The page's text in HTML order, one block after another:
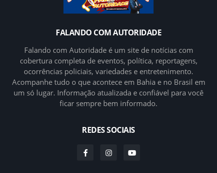
FALANDO COM AUTORIDADE
Falando com Autoridade é um site de notícias com
cobertura completa de eventos, política, reportagens,
ocorrências policiais, variedades e entretenimento.
Acompanhe tudo o que acontece em Bahia e no Brasil em
um só lugar. Informação atualizada e confiável para você
ficar sempre bem informado.
REDES SOCIAIS